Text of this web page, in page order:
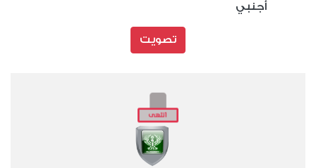
أجنبي
تصويت